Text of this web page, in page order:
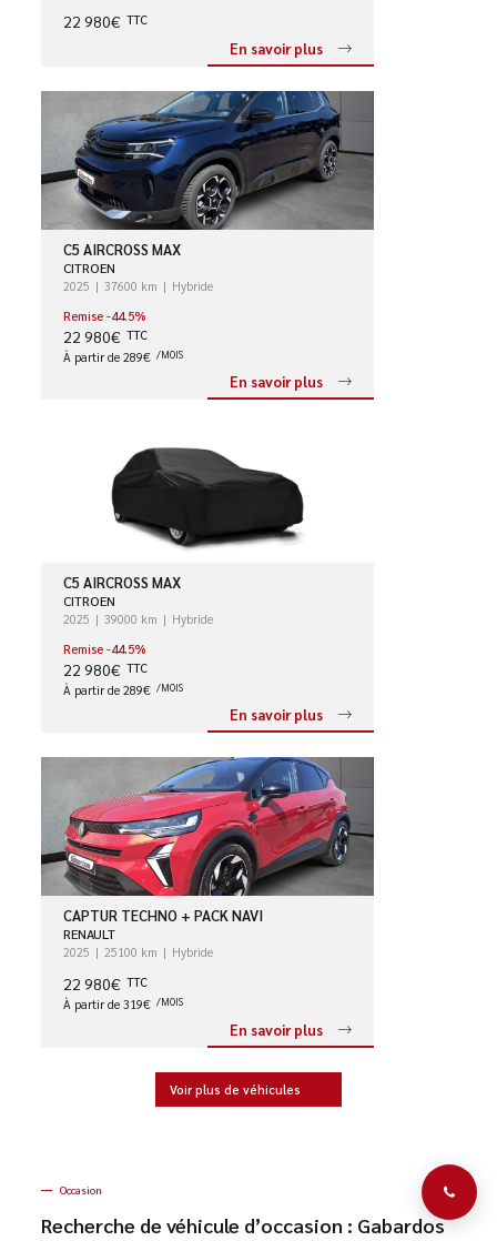
22 980€ TTC
En savoir plus
C5 AIRCROSS MAX
CITROEN
2025 37600 km
Hybride
Remise -44.5%
22 980€ TTC
À partir de 289€ /MOIS
En savoir plus
C5 AIRCROSS MAX
CITROEN
2025 39000 km
Hybride
Remise -44.5%
22 980€ TTC
À partir de 289€ /MOIS
En savoir plus
CAPTUR TECHNO + PACK NAVI
RENAULT
2025 25100 km Hybride
22 980€ TTC
À partir de 319€ /MOIS
En savoir plus
Voir plus de véhicules
Occasion
Recherche de véhicule d’occasion : Gabardos